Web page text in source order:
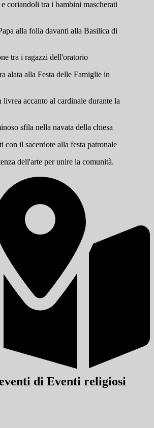
dell'arte per unire la comunità.
di Eventi religiosi